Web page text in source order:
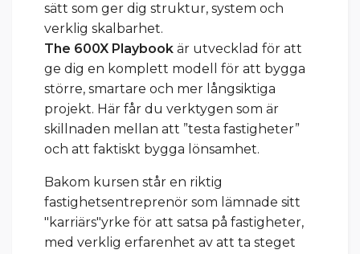
sätt som ger dig struktur, system och
verklig skalbarhet.
The 600X Playbook är utvecklad för att
ge dig en komplett modell för att bygga
större, smartare och mer långsiktiga
projekt. Här får du verktygen som är
skillnaden mellan att ”testa fastigheter”
och att faktiskt bygga lönsamhet.
Bakom kursen står en riktig
fastighetsentreprenör som lämnade sitt
"karriärs"yrke för att satsa på fastigheter,
med verklig erfarenhet av att ta steget